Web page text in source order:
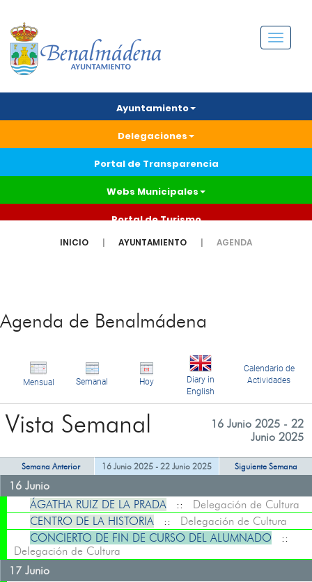
Menú
Ayuntamiento
Delegaciones
Portal de Transparencia
Webs Municipales
Portal de Turismo
INICIO AYUNTAMIENTO AGENDA
Agenda de Benalmádena
Mensual Semanal Hoy
Diary in
English
Calendario de
Actividades
Vista Semanal
16 Junio 2025 - 22
Junio 2025
Semana Anterior 16 Junio 2025 - 22 Junio 2025 Siguiente Semana
16 Junio
ÁGATHA RUIZ DE LA PRADA :: Delegación de Cultura
CENTRO DE LA HISTORIA :: Delegación de Cultura
CONCIERTO DE FIN DE CURSO DEL ALUMNADO ::
Delegación de Cultura
17 Junio